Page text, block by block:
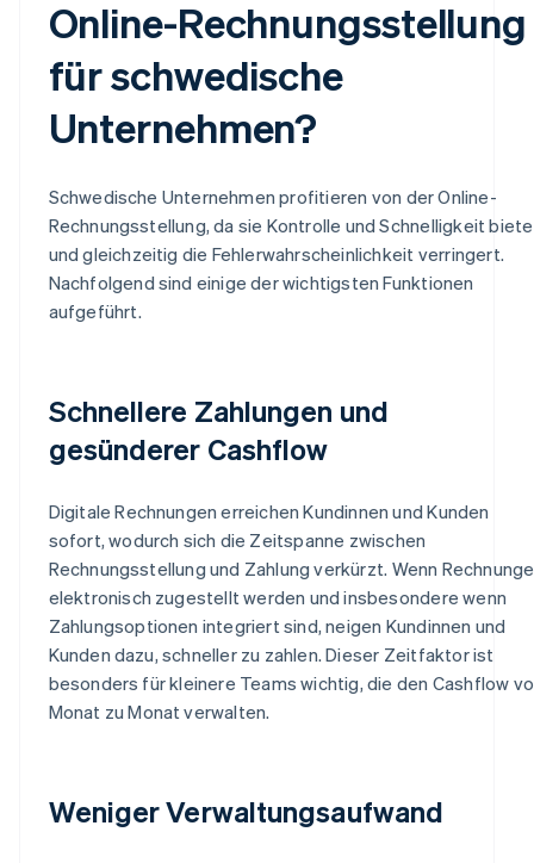
Online-Rechnungsstellung
für schwedische
Unternehmen?
Schwedische Unternehmen profitieren von der Online-
Rechnungsstellung, da sie Kontrolle und Schnelligkeit
und gleichzeitig die Fehlerwahrscheinlichkeit verringert.
Nachfolgend sind einige der wichtigsten Funktionen
aufgeführt.
Schnellere Zahlungen und
gesünderer Cashflow
Digitale Rechnungen erreichen Kundinnen und Kunden
sofort, wodurch sich die Zeitspanne zwischen
Rechnungsstellung und Zahlung verkürzt. Wenn
elektronisch zugestellt werden und insbesondere wenn
Zahlungsoptionen integriert sind, neigen Kundinnen und
Kunden dazu, schneller zu zahlen. Dieser Zeitfaktor ist
besonders für kleinere Teams wichtig, die den Cashflow
Monat zu Monat verwalten.
Weniger Verwaltungsaufwand